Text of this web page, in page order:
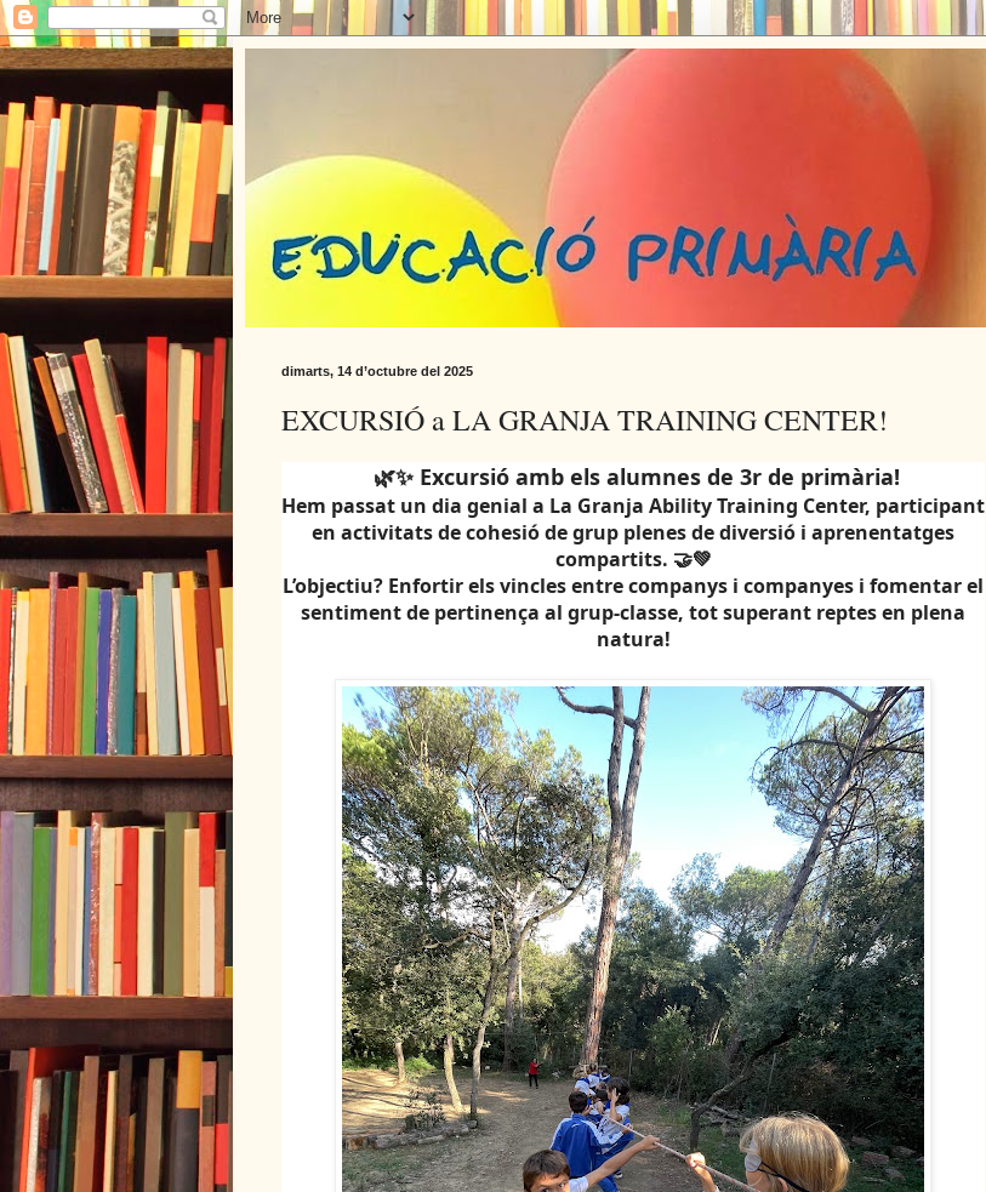
dimarts, 14 d’octubre del 2025
EXCURSIÓ a LA GRANJA TRAINING CENTER!
🌿✨ Excursió amb els alumnes de 3r de primària!
Hem passat un dia genial a La Granja Ability Training Center, participant
en activitats decohesió de grup plenes de diversió i aprenentatges
compartits. 🤝💚
L’objectiu? Enfortir els vinclesentre companys i companyes i fomentar el
sentiment de pertinença al grup-classe, tot superant reptes en plena
natura!